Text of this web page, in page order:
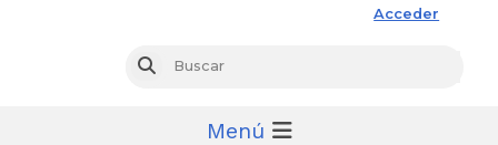
Acceder
Buscar
Menú